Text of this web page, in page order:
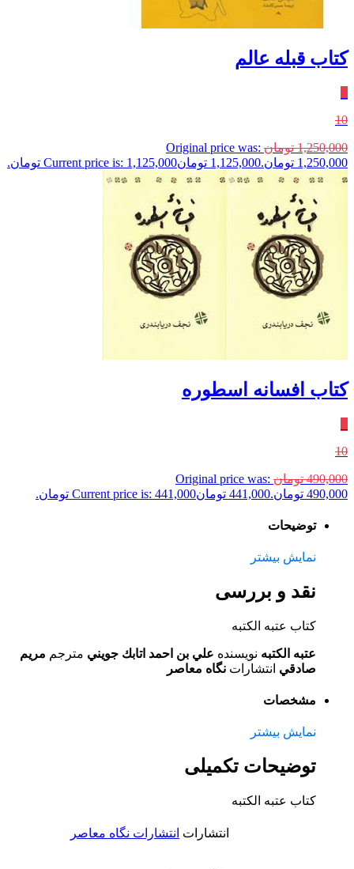
کتاب قبله عالم
10
1,250,000 تومان Original price was:
1,250,000 تومان.
1,125,000 تومانCurrent price is: 1,125,000 تومان.
کتاب افسانه اسطوره
10
490,000 تومان Original price was:
490,000 تومان.
441,000 تومانCurrent price is: 441,000 تومان.
توضیحات
نمایش بیشتر
نقد و بررسی
کتاب عتبه الکتبه
عتبه الکتبه نویسنده علي بن احمد اتابك جويني مترجم مريم
صادقي انتشارات نگاه معاصر
مشخصات
نمایش بیشتر
توضیحات تکمیلی
کتاب عتبه الکتبه
انتشارات انتشارات نگاه معاصر